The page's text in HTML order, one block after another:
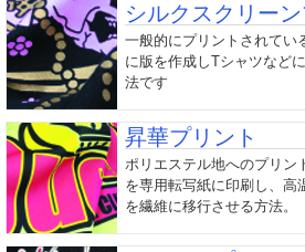
シルクスクリーン
一般的にプリントされてい
に版を作成しTシャツなど
法です
昇華プリント
ポリエステル地へのプリン
を専用転写紙に印刷し、高
を繊維に移行させる方法。